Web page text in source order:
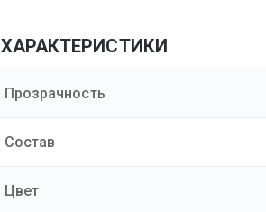
ХАРАКТЕРИСТИКИ
Прозрачность
Состав
Цвет